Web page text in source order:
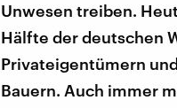
Unwesen treiben.
Hälfte der deutschen
Privateigentümern
Bauern. Auch immer